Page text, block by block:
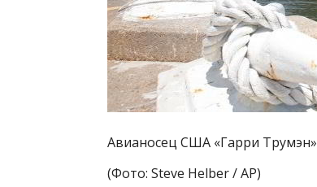
Авианосец США «Гарри Трумэн»
(Фото: Steve Helber / AP)